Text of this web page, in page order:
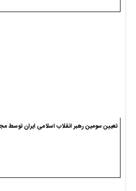
تعیین سومین رهبر انقلاب اسلامی ایران توسط